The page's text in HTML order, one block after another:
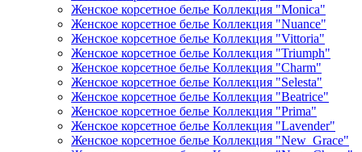
Женское корсетное белье Коллекция "Monica"
Женское корсетное белье Коллекция "Nuance"
Женское корсетное белье Коллекция "Vittoria"
Женское корсетное белье Коллекция "Triumph"
Женское корсетное белье Коллекция "Charm"
Женское корсетное белье Коллекция "Selesta"
Женское корсетное белье Коллекция "Beatrice"
Женское корсетное белье Коллекция "Prima"
Женское корсетное белье Коллекция "Lavender"
Женское корсетное белье Коллекция "New_Grace"